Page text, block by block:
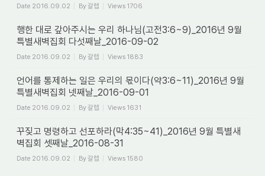
Date 2016.09.02 By갈렙 Views 1706
행한 대로 갚아주시는 우리 하나님(고전3:6~9)_2016년 9월
특별새벽집회 다섯째날_2016-09-02
Date 2016.09.02 By갈렙 Views 1883
언어를 통제하는 일은 우리의 몫이다(약3:6~11)_2016년 9월
특별새벽집회 넷째날_2016-09-01
Date 2016.09.02 By갈렙 Views 1631
꾸짖고 명령하고 선포하라(막4:35~41)_2016년 9월 특별새
벽집회 셋째날_2016-08-31
Date 2016.09.02 By갈렙 Views 1580